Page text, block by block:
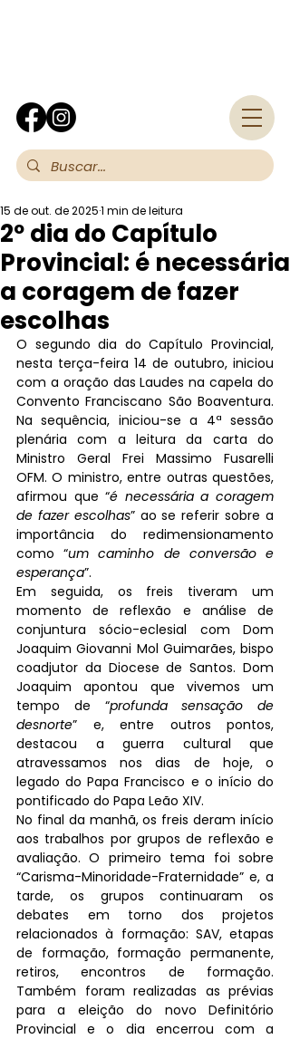
2º dia do Capítulo
Provincial: é necessária
a coragem de fazer
escolhas
15 de out. de 20251 min de leitura
O segundo dia do Capítulo Provincial,
nesta terça-feira 14 de outubro, iniciou
com a oração das Laudes na capela do
Convento Franciscano São Boaventura.
Na sequência, iniciou-se a 4ª sessão
plenária com a leitura da carta do
Ministro Geral Frei Massimo Fusarelli
OFM. O ministro, entre outras questões,
afirmou que “é necessária a coragem
de fazer escolhas” ao se referir sobre a
importância do redimensionamento
como “um caminho de conversão e
esperança”.
Em seguida, os freis tiveram um
momento de reflexão e análise de
conjuntura sócio-eclesial com Dom
Joaquim Giovanni Mol Guimarães, bispo
coadjutor da Diocese de Santos. Dom
Joaquim apontou que vivemos um
tempo de “profunda sensação de
desnorte” e, entre outros pontos,
destacou a guerra cultural que
atravessamos nos dias de hoje, o
legado do Papa Francisco e o início do
pontificado do Papa Leão XIV.
No final da manhã, os freis deram início
aos trabalhos por grupos de reflexão e
avaliação. O primeiro tema foi sobre
“Carisma-Minoridade-Fraternidade” e, a
tarde, os grupos continuaram os
debates em torno dos projetos
relacionados à formação: SAV, etapas
de formação, formação permanente,
retiros, encontros de formação.
Também foram realizadas as prévias
para a eleição do novo Definitório
Provincial e o dia encerrou com a